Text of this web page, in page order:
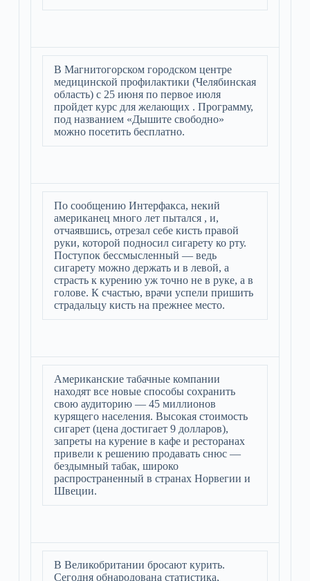
В Магнитогорском городском центре
медицинской профилактики (Челябинская
область) с 25 июня по первое июля
пройдет курс для желающих . Программу,
под названием «Дышите свободно»
можно посетить бесплатно.
По сообщению Интерфакса, некий
американец много лет пытался , и,
отчаявшись, отрезал себе кисть правой
руки, которой подносил сигарету ко рту.
Поступок бессмысленный — ведь
сигарету можно держать и в левой, а
страсть к курению уж точно не в руке, а в
голове. К счастью, врачи успели пришить
страдальцу кисть на прежнее место.
Американские табачные компании
находят все новые способы сохранить
свою аудиторию — 45 миллионов
курящего населения. Высокая стоимость
сигарет (цена достигает 9 долларов),
запреты на курение в кафе и ресторанах
привели к решению продавать снюс —
бездымный табак, широко
распространенный в странах Норвегии и
Швеции.
В Великобритании бросают курить.
Сегодня обнародована статистика,